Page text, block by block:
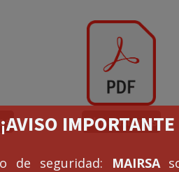
de seguridad: MAIRSA
Dimensiones